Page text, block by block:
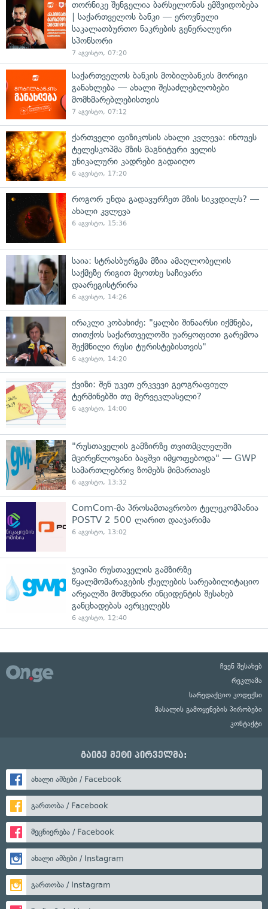
თორნიკე შენგელია ბარსელონას ემშვიდობება
| საქართველოს ბანკი — ეროვნული
საკალათბურთო ნაკრების გენერალური
სპონსორი
7 აგვისტო, 07:20
საქართველოს ბანკის მობილბანკის მორიგი
განახლება — ახალი შესაძლებლობები
მომხმარებლებისთვის
7 აგვისტო, 07:12
ქართველი ფიზიკოსის ახალი კვლევა: ინოუეს
ტელესკოპმა მზის მაგნიტური ველის
უნიკალური კადრები გადაიღო
6 აგვისტო, 17:20
როგორ უნდა გადავურჩეთ მზის სიკვდილს? —
ახალი კვლევა
6 აგვისტო, 15:36
საია: სტრასბურგმა მზია ამაღლობელის
საქმეზე რიგით მეოთხე საჩივარი
დაარეგისტრირა
6 აგვისტო, 14:26
ირაკლი კობახიძე: "ყალბი შინაარსი იქმნება,
თითქოს საქართველოში უარყოფითი გარემოა
შექმნილი რუსი ტურისტებისთვის"
6 აგვისტო, 14:20
ქვიზი: შენ უკეთ ერკვევი გეოგრაფიულ
ტერმინებში თუ მერვეკლასელი?
6 აგვისტო, 14:00
"რუსთაველის გამზირზე თვითმცლელში
მცირეწლოვანი ბავშვი იმყოფებოდა" — GWP
სამართლებრივ ზომებს მიმართავს
6 აგვისტო, 13:32
ComCom-მა პროსამთავრობო ტელეკომპანია
POSTV 2 500 ლარით დააჯარიმა
6 აგვისტო, 13:02
ჯივიპი რუსთაველის გამზირზე
წყალმომარაგების ქსელების სარეაბილიტაციო
არეალში მომხდარი ინციდენტის შესახებ
განცხადებას ავრცელებს
6 აგვისტო, 12:40
ჩვენ შესახებ
რეკლამა
სარედაქციო კოდექსი
მასალის გამოყენების პირობები
კონტაქტი
გაიგე მეტი პირველმა:
ახალი ამბები / Facebook
გართობა / Facebook
მეცნიერება / Facebook
ახალი ამბები / Instagram
გართობა / Instagram